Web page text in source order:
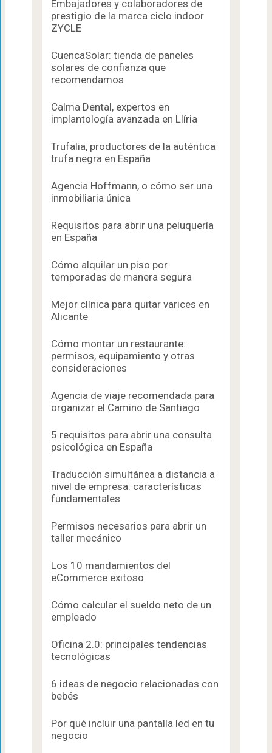
Embajadores y colaboradores de
prestigio de la marca ciclo indoor
ZYCLE
CuencaSolar: tienda de paneles
solares de confianza que
recomendamos
Calma Dental, expertos en
implantología avanzada en Llíria
Trufalia, productores de la auténtica
trufa negra en España
Agencia Hoffmann, o cómo ser una
inmobiliaria única
Requisitos para abrir una peluquería
en España
Cómo alquilar un piso por
temporadas de manera segura
Mejor clínica para quitar varices en
Alicante
Cómo montar un restaurante:
permisos, equipamiento y otras
consideraciones
Agencia de viaje recomendada para
organizar el Camino de Santiago
5 requisitos para abrir una consulta
psicológica en España
Traducción simultánea a distancia a
nivel de empresa: características
fundamentales
Permisos necesarios para abrir un
taller mecánico
Los 10 mandamientos del
eCommerce exitoso
Cómo calcular el sueldo neto de un
empleado
Oficina 2.0: principales tendencias
tecnológicas
6 ideas de negocio relacionadas con
bebés
Por qué incluir una pantalla led en tu
negocio